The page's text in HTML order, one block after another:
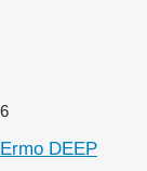
6
Ermo DEEP